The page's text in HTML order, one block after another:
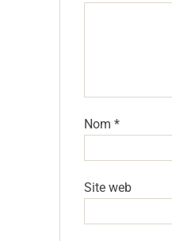
Nom *
Site web